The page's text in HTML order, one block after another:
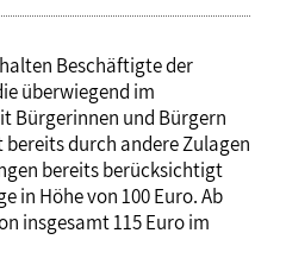
Beschäftigte der
überwiegend im
Bürgerinnen und Bürgern
durch andere Zulagen
bereits berücksichtigt
in Höhe von 100 Euro. Ab
insgesamt 115 Euro im